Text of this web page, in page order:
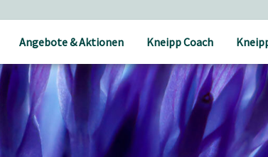
Angebote & Aktionen Kneipp Coach